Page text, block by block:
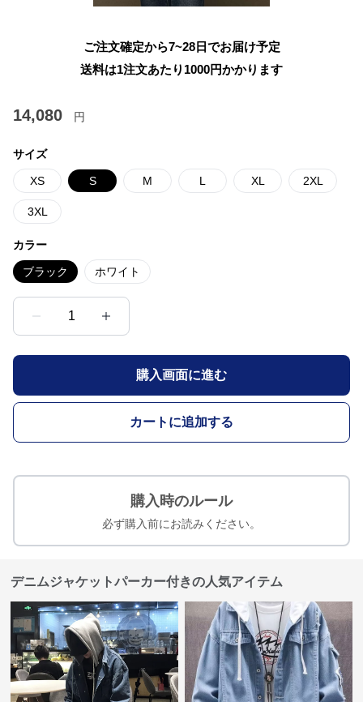
ご注文確定から7~28日でお届け予定
送料は1注文あたり 1000円かかります
14,080 円
サイズ
XS S M L XL 2XL
3XL
カラー
ブラック ホワイト
1
購入画面に進む
カートに追加する
購入時のルール
必ず購入前にお読みください。
デニムジャケットパーカー付きの人気アイテム